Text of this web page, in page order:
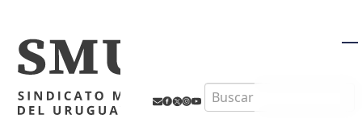
Search